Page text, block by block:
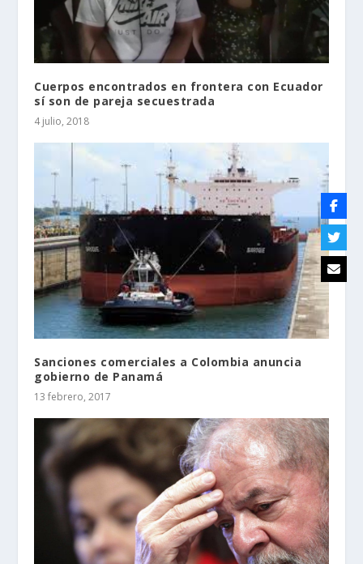
Cuerpos encontrados en frontera con Ecuador
sí son de pareja secuestrada
4 julio, 2018
Sanciones comerciales a Colombia anuncia
gobierno de Panamá
13 febrero, 2017